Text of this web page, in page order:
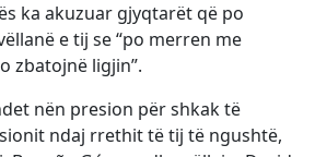
ka akuzuar gjyqtarët që po
e tij se “po merren me
zbatojnë ligjin”.
nën presion për shkak të
ndaj rrethit të tij të ngushtë,